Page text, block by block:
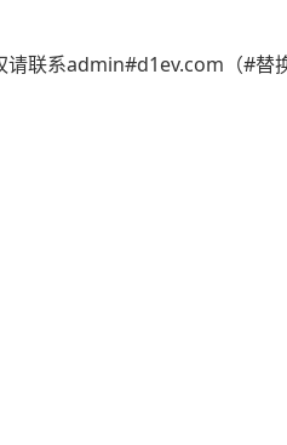
联系admin#d1ev.com（#替